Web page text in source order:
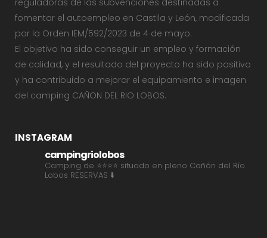
reguladoras de las subvenciones destinadas a
fomentar el autoempleo en Castila y León, modificada
por la Orden IEM/592/2023 de 4 de mayo.
El objetivo ha sido conseguir un empleo y formación
de calidad, y el resultado del proyecto ha sido positivo
y ha contribuido a mejorar el equipamiento e imagen
del camping CAÑON DEL RIO LOBOS.
INSTAGRAM
campingriolobos
Camping de ⭐⭐⭐⭐ situado en pleno Cañón del Río
Lobos RESERVAS ⬇️